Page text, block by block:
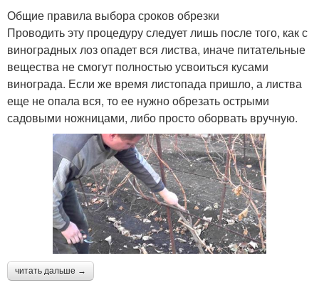
Общие правила выбора сроков обрезки
Проводить эту процедуру следует лишь после того, как с
виноградных лоз опадет вся листва, иначе питательные
вещества не смогут полностью усвоиться кусами
винограда. Если же время листопада пришло, а листва
еще не опала вся, то ее нужно обрезать острыми
садовыми ножницами, либо просто оборвать вручную.
читать дальше →